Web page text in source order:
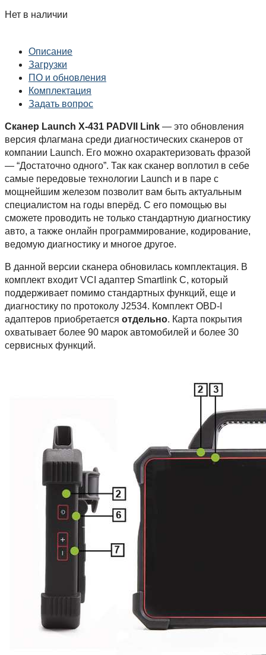
Нет в наличии
Описание
Загрузки
ПО и обновления
Комплектация
Задать вопрос
Сканер Launch X-431 PADVII Link — это обновления
версия флагмана среди диагностических сканеров от
компании Launch. Его можно охарактеризовать фразой
— “Достаточно одного”. Так как сканер воплотил в себе
самые передовые технологии Launch и в паре с
мощнейшим железом позволит вам быть актуальным
специалистом на годы вперёд. С его помощью вы
сможете проводить не только стандартную диагностику
авто, а также онлайн программирование, кодирование,
ведомую диагностику и многое другое.
В данной версии сканера обновилась комплектация. В
комплект входит VCI адаптер Smartlink C, который
поддерживает помимо стандартных функций, еще и
диагностику по протоколу J2534. Комплект OBD-I
адаптеров приобретается отдельно. Карта покрытия
охватывает более 90 марок автомобилей и более 30
сервисных функций.